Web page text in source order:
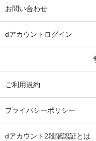
お問い合わせ
dアカウントログイン
ご利用規約
プライバシーポリシー
dアカウント2段階認証とは